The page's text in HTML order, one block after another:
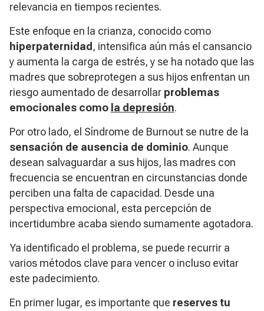
relevancia en tiempos recientes.
Este enfoque en la crianza, conocido como
hiperpaternidad , intensifica aún más el cansancio
y aumenta la carga de estrés, y se ha notado que las
madres que sobreprotegen a sus hijos enfrentan un
riesgo aumentado de desarrollar problemas
emocionales como la depresión.
Por otro lado, el Síndrome de Burnout se nutre de la
sensación de ausencia de dominio. Aunque
desean salvaguardar a sus hijos, las madres con
frecuencia se encuentran en circunstancias donde
perciben una falta de capacidad. Desde una
perspectiva emocional, esta percepción de
incertidumbre acaba siendo sumamente agotadora.
Ya identificado el problema, se puede recurrir a
varios métodos clave para vencer o incluso evitar
este padecimiento.
En primer lugar, es importante que reserves tu